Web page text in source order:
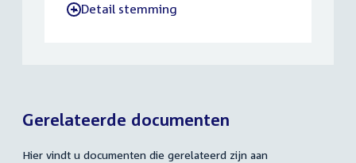
-Detail stemming
Gerelateerde documenten
Hier vindt u documenten die gerelateerd zijn aan